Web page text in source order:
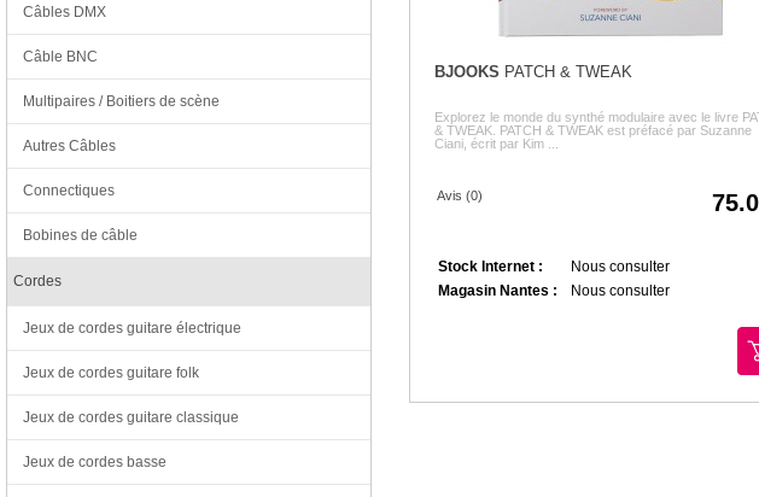
BJOOKS PATCH & TWEAK
Explorez le monde du synthé modulaire avec le livre
& TWEAK. PATCH & TWEAK est préfacé par Suzanne
Ciani, écrit par Kim ...
Avis (0)
Stock Internet :
Nous consulter
Magasin Nantes :
Nous consulter
Câbles DMX
Câble BNC
Multipaires / Boitiers de scène
Autres Câbles
Connectiques
Bobines de câble
Cordes
Jeux de cordes guitare électrique
Jeux de cordes guitare folk
Jeux de cordes guitare classique
Jeux de cordes basse